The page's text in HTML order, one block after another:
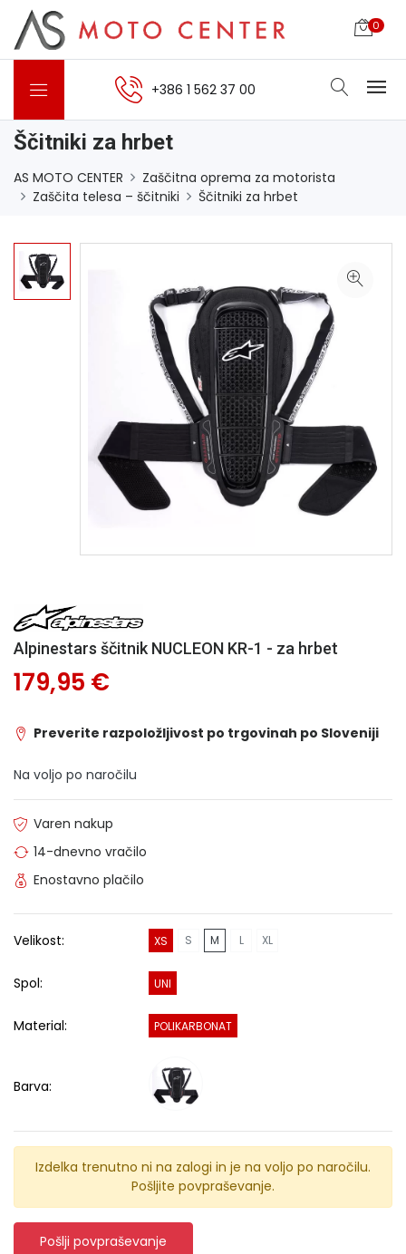
0
+386 1 562 37 00
Ščitniki za hrbet
AS MOTO CENTER
Zaščitna oprema za motorista
Zaščita telesa – ščitniki
Ščitniki za hrbet
Alpinestars ščitnik NUCLEON KR-1 - za hrbet
179,95 €
Preverite razpoložljivost po trgovinah po Sloveniji
Na voljo po naročilu
Varen nakup
14-dnevno vračilo
Enostavno plačilo
Velikost: XS S M L XL
Spol: UNI
Material: POLIKARBONAT
Barva:
Izdelka trenutno ni na zalogi in je na voljo po naročilu.
Pošljite povpraševanje.
Pošlji povpraševanje